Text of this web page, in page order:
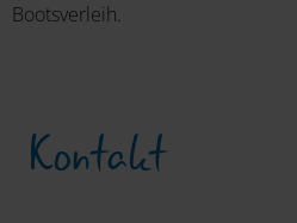
Bootsverleih.
Kontakt